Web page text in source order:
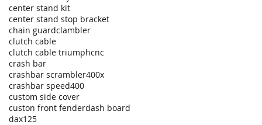
center stand kit
center stand stop bracket
chain guardclambler
clutch cable
clutch cable triumphcnc
crash bar
crashbar scrambler400x
crashbar speed400
custom side cover
custon front fenderdash board
dax125